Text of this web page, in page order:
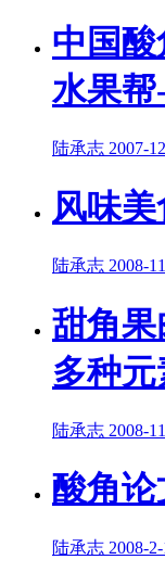
中国
水果
陆承志 2007-
风味
陆承志 2008-
甜角
多种元
陆承志 2008-
酸角
陆承志 2008-